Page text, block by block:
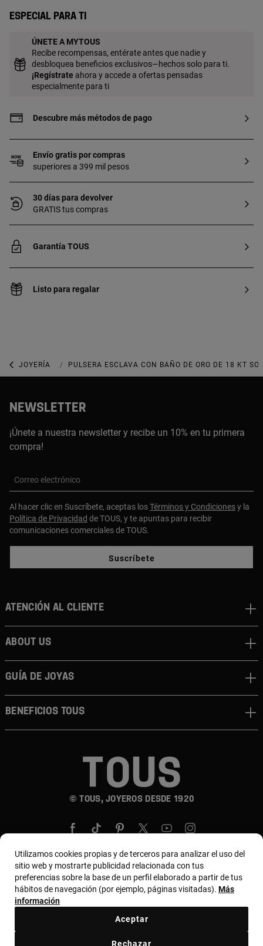
mayor durabilidad de la joya.
Especial para ti
ÚNETE A MYTOUS
Recibe recompensas, entérate antes que nadie y
desbloquea beneficios exclusivos—hechos solo para ti.
¡Regístrate ahora y accede a ofertas pensadas
especialmente para ti
Descubre más métodos de pago
Envío gratis por compras
superiores a 399 mil pesos
30 días para devolver
GRATIS tus compras
Garantía TOUS
Listo para regalar
JOYERÍA JOYAS BAÑADAS DE ORO
PULSERA ESCLAVA CON BAÑO DE ORO DE 18 KT
NEWSLETTER
¡Únete a nuestra newsletter y recibe un 10% en tu primera
compra!
Correo electrónico
Al hacer clic en Suscríbete, aceptas losTérminos y Condicionesy la
Política de Privacidad de TOUS, y te apuntas para recibir
comunicaciones comerciales de TOUS.
Suscríbete
© TOUS, JOYEROS DESDE 1920
Atención al cliente
About us
Guía de joyas
Beneficios TOUS
País y moneda: Colombia / Colombian Peso
Términos y condiciones Política de uso y privacidad
Utilizamos cookies propias y de terceros para analizar el uso del
sitio web y mostrarte publicidad relacionada con tus
preferencias sobre la base de un perfil elaborado a partir de tus
hábitos de navegación (por ejemplo, páginas visitadas). Más
información
Rechazar
Aceptar